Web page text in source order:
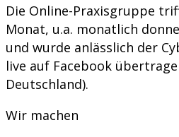
Die Online-Praxisgruppe
Monat, u.a. monatlich
und wurde anlässlich der
live auf Facebook
Deutschland).
Wir machen